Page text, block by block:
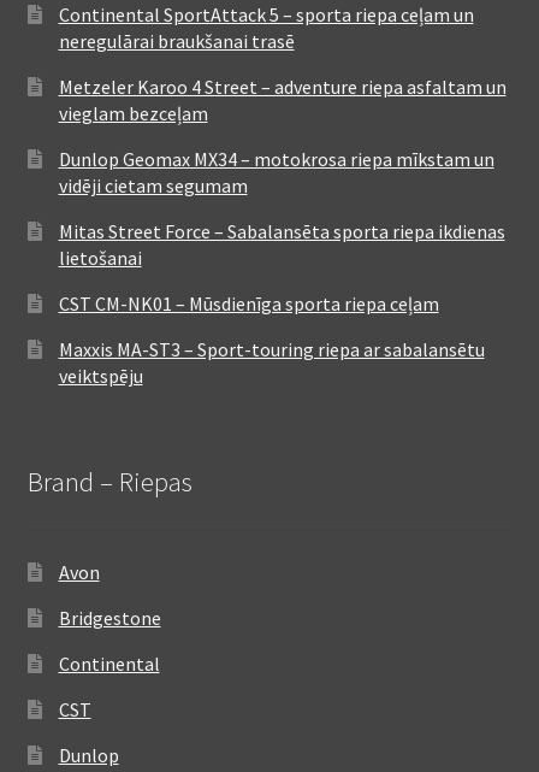
Continental SportAttack 5 – sporta riepa ceļam un
neregulārai braukšanai trasē
Metzeler Karoo 4 Street – adventure riepa asfaltam un
vieglam bezceļam
Dunlop Geomax MX34 – motokrosa riepa mīkstam un
vidēji cietam segumam
Mitas Street Force – Sabalansēta sporta riepa ikdienas
lietošanai
CST CM-NK01 – Mūsdienīga sporta riepa ceļam
Maxxis MA-ST3 – Sport-touring riepa ar sabalansētu
veiktspēju
Brand – Riepas
Avon
Bridgestone
Continental
CST
Dunlop